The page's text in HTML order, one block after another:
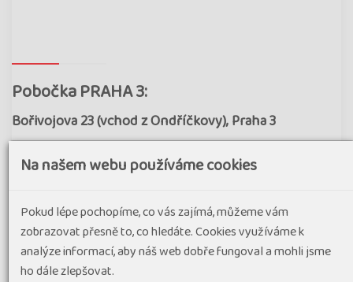
Pobočka PRAHA 3:
Bořivojova 23 (vchod z Ondříčkovy), Praha 3
tel.:222 211 756
Ve dnech 15.6. - 17.6.2026 z technických důvodů zavřeno.
otevírací doba:
Na našem webu používáme cookies
Pokud lépe pochopíme, co vás zajímá, můžeme vám
zobrazovat přesně to, co hledáte. Cookies využíváme k
analýze informací, aby náš web dobře fungoval a mohli jsme
ho dále zlepšovat.